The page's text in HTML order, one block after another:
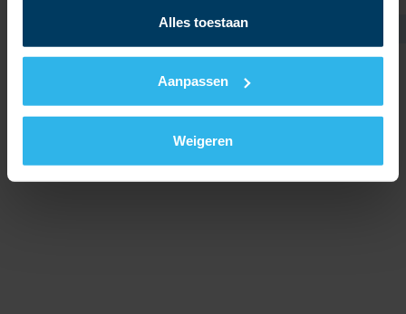
Alles toestaan
Aanpassen
Weigeren
© 2026 Nathan Systems
Conditions générales de vente
Déclaration de confidentialité
Cookies
Gerealiseerd door:
LOGISZ